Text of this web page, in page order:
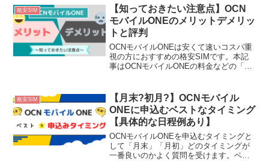
コモを利用している方で、格安SIMに乗
り換える時にかかる解約にかかる費用を
知りたい方は是非参考にしてみて下さ
い。
格安SIM
【知っておきたい注意点】OCN
モバイルONEのメリットデメリッ
トと評判
OCNモバイルONEは安くて速いコスパ重
視の方におすすめの格安SIMです。本記
事はOCNモバイルONEの料金などの「基
つにまとめた人気記事になっています。
OCNモバイルONEにするか迷っている方
には是非参考にしてみて下さい。
格安SIM
【月末?初月?】OCNモバイル
ONEに申込むベストなタイミング
【具体的な日程例あり】
OCNモバイルONEを申込むタイミングと
して「月末」「月初」どのタイミングが
一番良いのかよく質問を受けます。ベス